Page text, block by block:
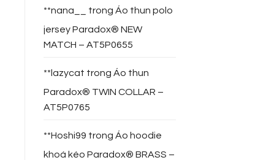
**nana__ trong Áo thun polo
jersey Paradox® NEW
MATCH – AT5P0655
**lazycat trong Áo thun
Paradox® TWIN COLLAR –
AT5P0765
**Hoshi99 trong Áo hoodie
khoá kéo Paradox® BRASS –